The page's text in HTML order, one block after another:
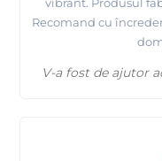
Recomand cu
V-a fost de ajutor